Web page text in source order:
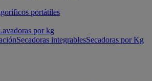
portátiles
por kg
Secadoras integrablesSecadoras por Kg